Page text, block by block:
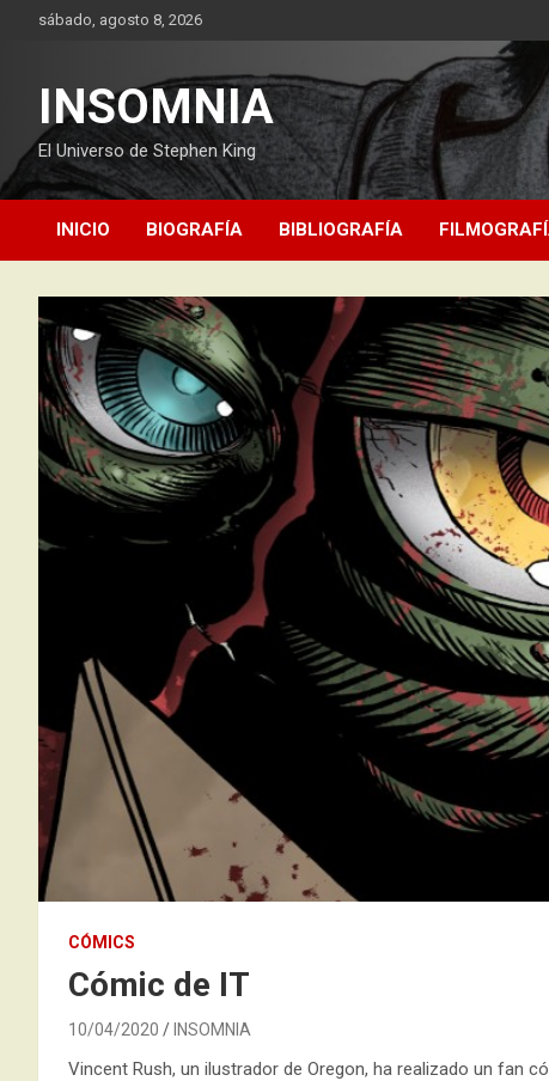
sábado, agosto 8, 2026
INSOMNIA
El Universo de Stephen King
INICIO BIOGRAFÍA BIBLIOGRAFÍA
CÓMICS
Cómic de IT
10/04/2020 INSOMNIA
Vincent Rush, un ilustrador de Oregon, ha realizado un fan